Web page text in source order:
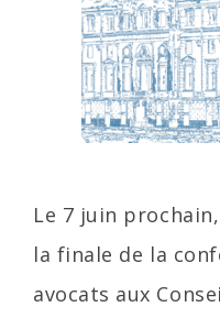
Le 7 juin
la finale de la
avocats aux